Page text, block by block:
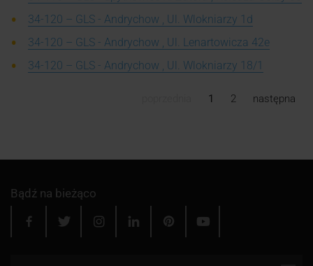
34-120 – GLS - Andrychow , Ul. Wlokniarzy 1d
34-120 – GLS - Andrychow , Ul. Lenartowicza 42e
34-120 – GLS - Andrychow , Ul. Wlokniarzy 18/1
1 2 następna
Bądź na bieżąco